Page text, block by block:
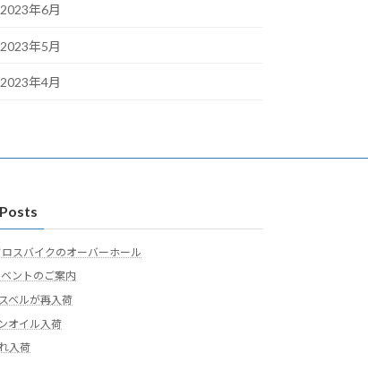
2023年6月
2023年5月
2023年4月
ロスバイクのオーバーホール
ントのご案内
ベルが再入荷
オイル入荷
入荷